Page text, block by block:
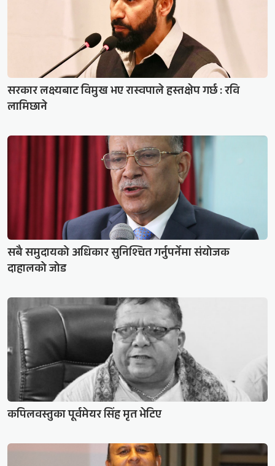
सरकार लक्ष्यबाट विमुख भए रास्वपाले हस्तक्षेप गर्छ : रवि
लामिछाने
सबै समुदायको अधिकार सुनिश्चित गर्नुपर्नेमा संयोजक
दाहालको जोड
कपिलवस्तुका पूर्वमेयर सिंह मृत भेटिए